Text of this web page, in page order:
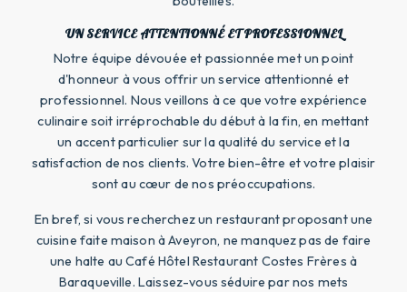
UN SERVICE ATTENTIONNÉ ET PROFESSIONNEL
Notre équipe dévouée et passionnée met un point
d'honneur à vous offrir un service attentionné et
professionnel. Nous veillons à ce que votre expérience
culinaire soit irréprochable du début à la fin, en mettant
un accent particulier sur la qualité du service et la
satisfaction de nos clients. Votre bien-être et votre plaisir
sont au cœur de nos préoccupations.
En bref, si vous recherchez un restaurant proposant une
cuisine faite maison à Aveyron, ne manquez pas de faire
une halte au Café Hôtel Restaurant Costes Frères à
Baraqueville. Laissez-vous séduire par nos mets